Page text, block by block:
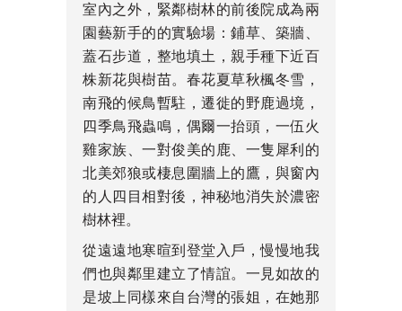
室內之外，緊鄰樹林的前後院成為兩
園藝新手的的實驗場：鋪草、築牆、
蓋石步道，整地填土，親手種下近百
株新花與樹苗。春花夏草秋楓冬雪，
南飛的候鳥暫駐，遷徙的野鹿過境，
四季鳥飛蟲鳴，偶爾一抬頭，一伍火
雞家族、一對俊美的鹿、一隻犀利的
北美郊狼或棲息圍牆上的鷹，與窗內
的人四目相對後，神秘地消失於濃密
樹林裡。
從遠遠地寒暄到登堂入戶，慢慢地我
們也與鄰里建立了情誼。一見如故的
是坡上同樣來自台灣的張姐，在她那